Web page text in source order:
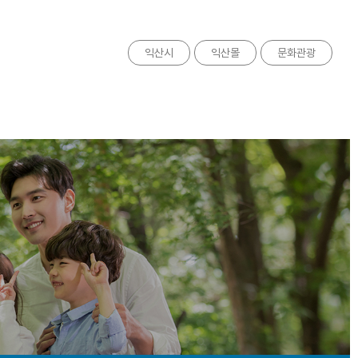
익산시 익산몰 문화관광